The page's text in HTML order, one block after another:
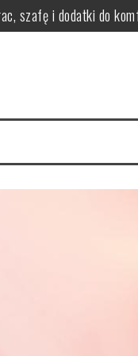
szafę i dodatki do
wskazówki i porady
i łagodzić?
na zdrową skórę